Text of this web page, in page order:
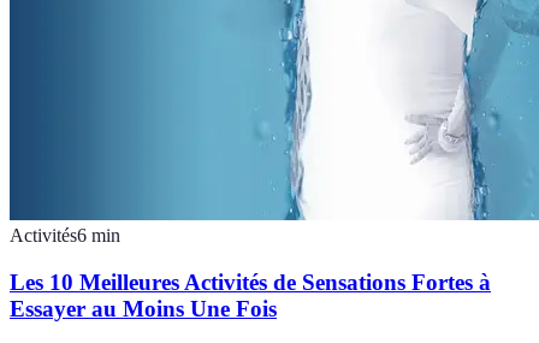
Activités6 min
Les 10 Meilleures Activités de Sensations Fortes à
Essayer au Moins Une Fois